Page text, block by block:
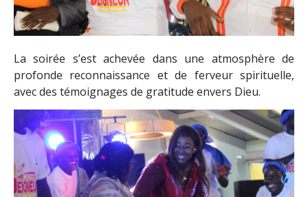
La soirée s’est achevée dans une atmosphère de
profonde reconnaissance et de ferveur spirituelle,
avec des témoignages de gratitude envers Dieu.